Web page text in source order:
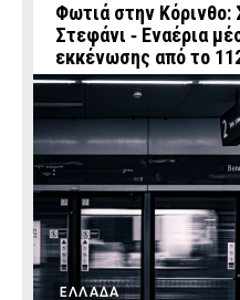
Φωτιά στην Κόρινθο:
Στεφάνι ‑ Εναέρια
εκκένωσης από το
ΕΛΛΑΔΑ